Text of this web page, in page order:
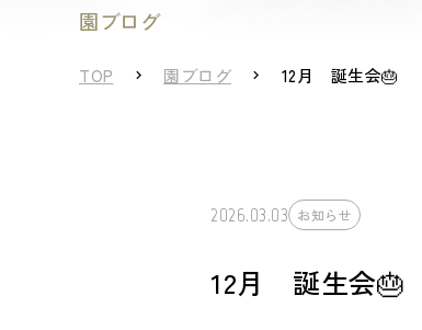
園ブログ
TOP 園ブログ 12月 誕生会🎂
2026.03.03 お知らせ
12月 誕生会🎂